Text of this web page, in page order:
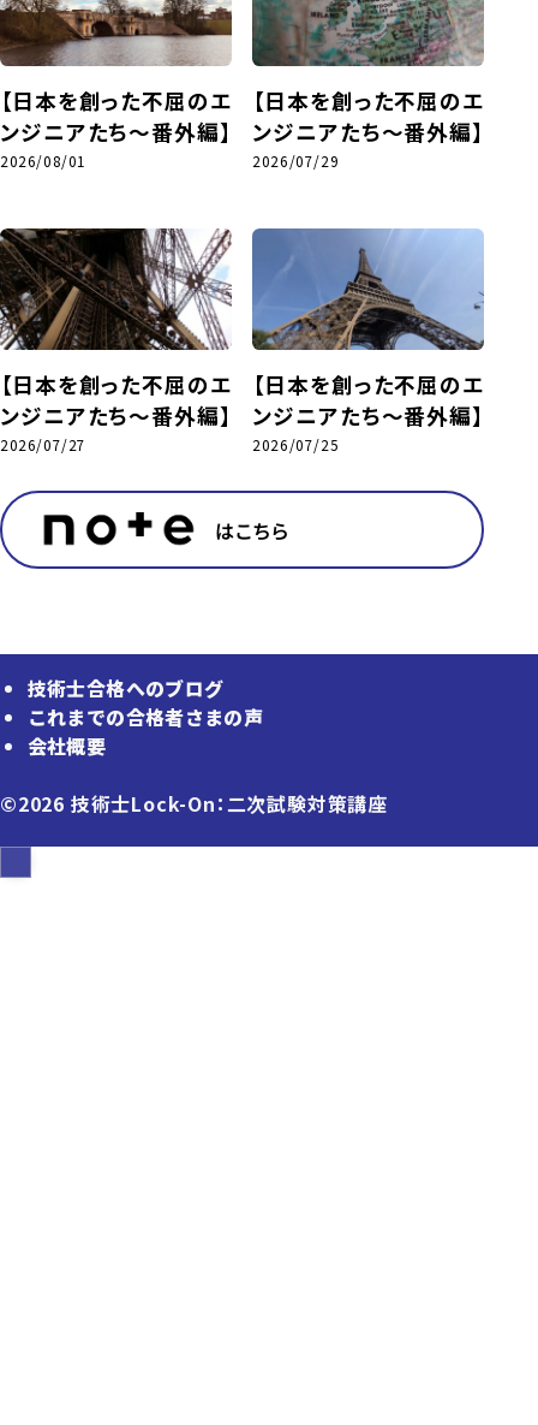
【日本を創った不屈のエ
ンジニアたち～番外編】
2026/08/01
【日本を創った不屈のエ
ンジニアたち～番外編】
2026/07/29
【日本を創った不屈のエ
ンジニアたち～番外編】
2026/07/27
【日本を創った不屈のエ
ンジニアたち～番外編】
2026/07/25
はこちら
技術士合格へのブログ
これまでの合格者さまの声
会社概要
©2026 技術士Lock-On：二次試験対策講座